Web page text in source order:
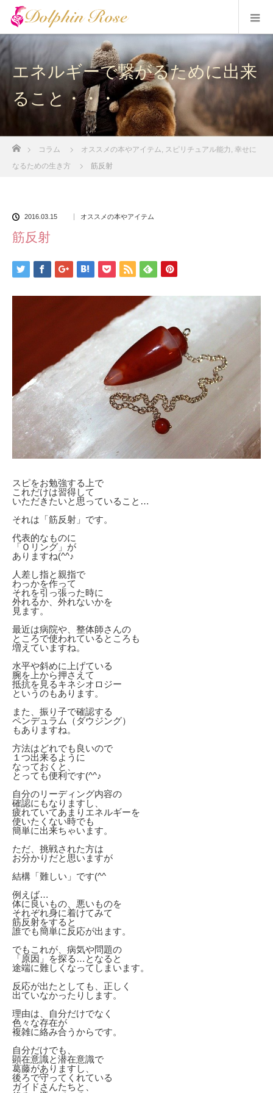
エネルギーで繋がるために出来
ること・・・
コラム オススメの本やアイテム スピリチュアル能力 幸せに
なるための生き方
筋反射
2016.03.15 オススメの本やアイテム
筋反射
スピをお勉強する上で
これだけは習得して
いただきたいと思っていること…
それは「筋反射」です。
代表的なものに
「Ｏリング」が
ありますね(^^♪
人差し指と親指で
わっかを作って
それを引っ張った時に
外れるか、外れないかを
見ます。
最近は病院や、整体師さんの
ところで使われているところも
増えていますね。
水平や斜めに上げている
腕を上から押さえて
抵抗を見るキネシオロジー
というのもあります。
また、振り子で確認する
ペンデュラム（ダウジング）
もありますね。
方法はどれでも良いので
１つ出来るように
なっておくと、
とっても便利です(^^♪
自分のリーディング内容の
確認にもなりますし、
疲れていてあまりエネルギーを
使いたくない時でも
簡単に出来ちゃいます。
ただ、挑戦された方は
お分かりだと思いますが
結構「難しい」です(^^ゞ
例えば…
体に良いもの、悪いものを
それぞれ身に着けてみて
筋反射をすると
誰でも簡単に反応が出ます。
でもこれが、病気や問題の
「原因」を探る…となると
途端に難しくなってしまいます。
反応が出たとしても、正しく
出ていなかったりします。
理由は、自分だけでなく
色々な存在が
複雑に絡み合うからです。
自分だけでも、
顕在意識と潜在意識で
葛藤がありますし、
後ろで守ってくれている
ガイドさんたちと、